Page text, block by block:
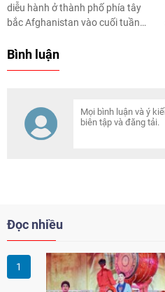
diễu hành ở thành phố phía tây
bắc Afghanistan vào cuối tuần
Bình luận
Đọc nhiều